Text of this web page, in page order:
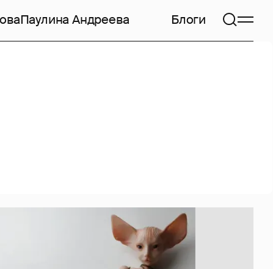
Паулина Андреева Блоги